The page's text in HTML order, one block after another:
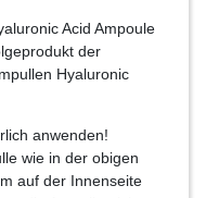
Acid Ampoule
der
Hyaluronic
anwenden!
wie in der obigen
auf der Innenseite